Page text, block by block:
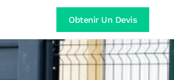
Obtenir Un Devis